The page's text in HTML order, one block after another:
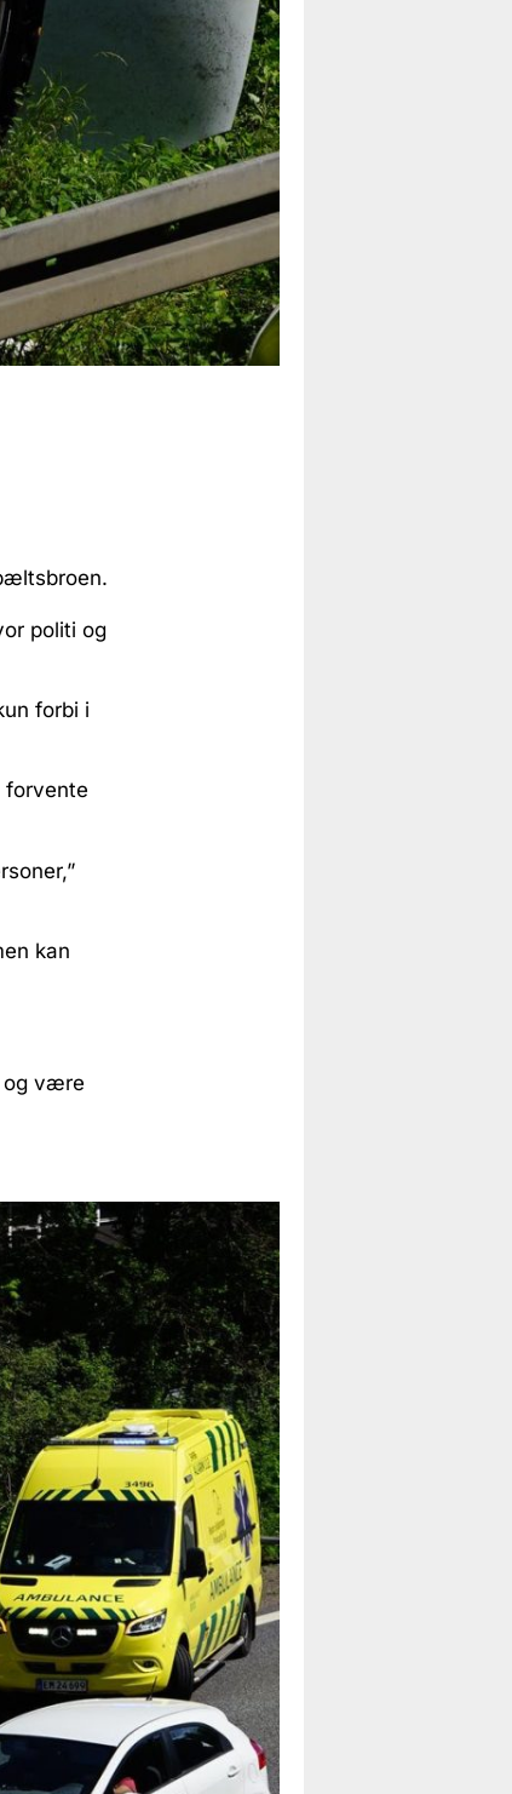
politi og
forbi i
forvente
kan
og være